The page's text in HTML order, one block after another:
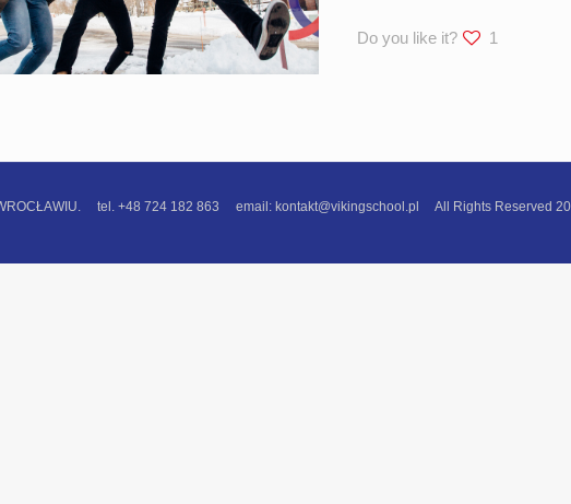
Do you like it? 1
WROCŁAWIU. tel. +48 724 182 863 email: kontakt@vikingschool.pl All Rights Reserved